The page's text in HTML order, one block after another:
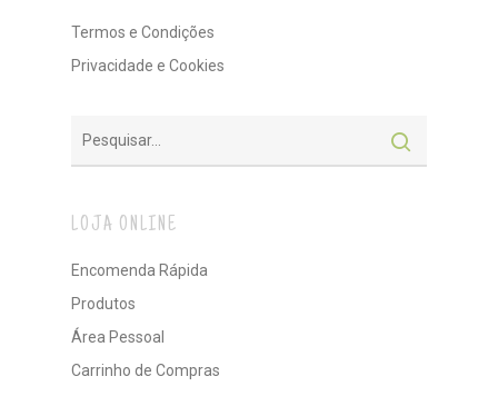
Termos e Condições
Privacidade e Cookies
LOJA ONLINE
Encomenda Rápida
Produtos
Área Pessoal
Carrinho de Compras